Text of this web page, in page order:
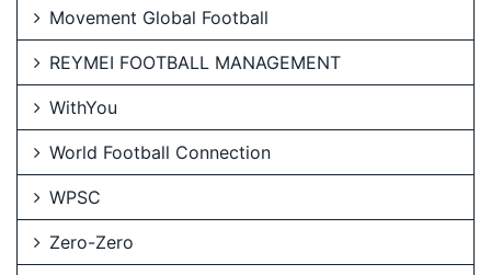
Movement Global Football
REYMEI FOOTBALL MANAGEMENT
WithYou
World Football Connection
WPSC
Zero-Zero